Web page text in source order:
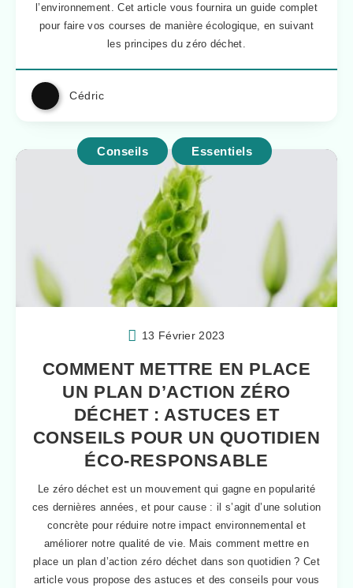
l’environnement. Cet article vous fournira un guide complet
pour faire vos courses de manière écologique, en suivant
les principes du zéro déchet.
Cédric
Conseils Essentiels
13 Février 2023
COMMENT METTRE EN PLACE
UN PLAN D’ACTION ZÉRO
DÉCHET : ASTUCES ET
CONSEILS POUR UN QUOTIDIEN
ÉCO-RESPONSABLE
Le zéro déchet est un mouvement qui gagne en popularité
ces dernières années, et pour cause : il s’agit d’une solution
concrète pour réduire notre impact environnemental et
améliorer notre qualité de vie. Mais comment mettre en
place un plan d’action zéro déchet dans son quotidien ? Cet
article vous propose des astuces et des conseils pour vous